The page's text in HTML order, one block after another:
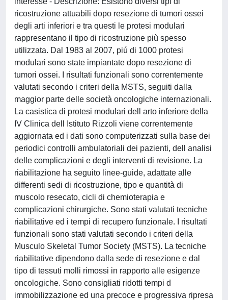
ricostruzione attuabili dopo resezione di tumori ossei
degli arti inferiori e tra questi le protesi modulari
rappresentano il tipo di ricostruzione più spesso
utilizzata. Dal 1983 al 2007, piú di 1000 protesi
modulari sono state impiantate dopo resezione di
tumori ossei. I risultati funzionali sono correntemente
valutati secondo i criteri della MSTS, seguiti dalla
maggior parte delle società oncologiche internazionali.
La casistica di protesi modulari dell arto inferiore della
IV Clinica dell Istituto Rizzoli viene correntemente
aggiornata ed i dati sono computerizzati sulla base dei
periodici controlli ambulatoriali dei pazienti, dell analisi
delle complicazioni e degli interventi di revisione. La
riabilitazione ha seguito linee-guide, adattate alle
differenti sedi di ricostruzione, tipo e quantità di
muscolo resecato, cicli di chemioterapia e
complicazioni chirurgiche. Sono stati valutati tecniche
riabilitative ed i tempi di recupero funzionale. I risultati
funzionali sono stati valutati secondo i criteri della
Musculo Skeletal Tumor Society (MSTS). La tecniche
riabilitative dipendono dalla sede di resezione e dal
tipo di tessuti molli rimossi in rapporto alle esigenze
oncologiche. Sono consigliati ridotti tempi d
immobilizzazione ed una precoce e progressiva ripresa